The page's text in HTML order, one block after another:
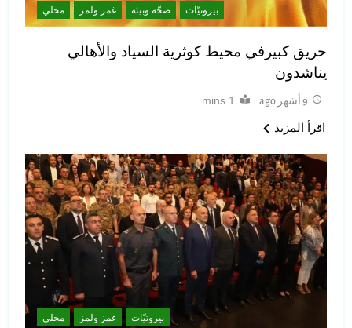
بيروتيّات صحّة وبيئة غمز ولمز محلي
حريق كبيرفي محيط كوثرية السياد والأهالي
يناشدون
9 أشهر ago 1 mins
اقرأ المزيد
بيروتيّات غمز ولمز محلي